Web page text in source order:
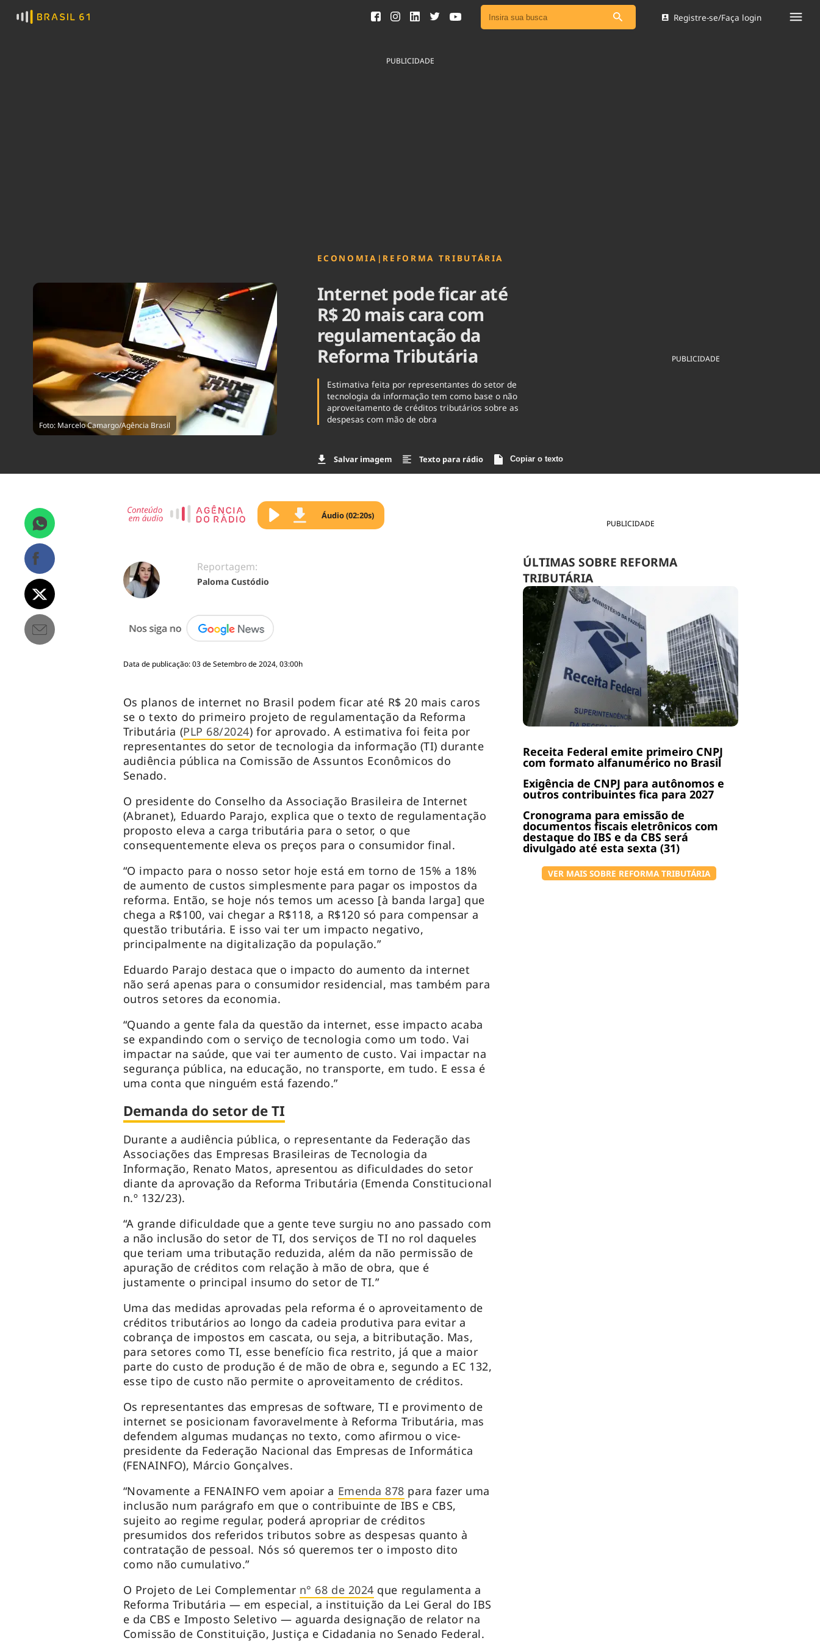
Ver todas as notícias
Agronegócios
Brasil
Registre-se/Faça login
PUBLICIDADE
Foto: Marcelo Camargo/Agência Brasil
ECONOMIA | REFORMA TRIBUTÁRIA
Internet pode ficar até
R$ 20 mais cara com
regulamentação da
Reforma Tributária
Estimativa feita por representantes do setor de
tecnologia da informação tem como base o não
aproveitamento de créditos tributários sobre as
despesas com mão de obra
Salvar imagem Texto para rádio Copiar o texto
PUBLICIDADE
PUBLICIDADE
ÚLTIMAS SOBRE REFORMA
TRIBUTÁRIA
Receita Federal emite primeiro CNPJ
com formato alfanumérico no Brasil
Exigência de CNPJ para autônomos e
outros contribuintes fica para 2027
Cronograma para emissão de
documentos fiscais eletrônicos com
destaque do IBS e da CBS será
divulgado até esta sexta (31)
VER MAIS SOBRE REFORMA TRIBUTÁRIA
Áudio (02:20s)
Reportagem:
Paloma Custódio
Data de publicação: 03 de Setembro de 2024, 03:00h
Os planos de internet no Brasil podem ficar até R$ 20 mais caros
se o texto do primeiro projeto de regulamentação da Reforma
Tributária (PLP 68/2024) for aprovado. A estimativa foi feita por
representantes do setor de tecnologia da informação (TI) durante
audiência pública na Comissão de Assuntos Econômicos do
Senado.
O presidente do Conselho da Associação Brasileira de Internet
(Abranet), Eduardo Parajo, explica que o texto de regulamentação
proposto eleva a carga tributária para o setor, o que
consequentemente eleva os preços para o consumidor final.
“O impacto para o nosso setor hoje está em torno de 15% a 18%
de aumento de custos simplesmente para pagar os impostos da
reforma. Então, se hoje nós temos um acesso [à banda larga] que
chega a R$100, vai chegar a R$118, a R$120 só para compensar a
questão tributária. E isso vai ter um impacto negativo,
principalmente na digitalização da população.”
Eduardo Parajo destaca que o impacto do aumento da internet
não será apenas para o consumidor residencial, mas também para
outros setores da economia.
“Quando a gente fala da questão da internet, esse impacto acaba
se expandindo com o serviço de tecnologia como um todo. Vai
impactar na saúde, que vai ter aumento de custo. Vai impactar na
segurança pública, na educação, no transporte, em tudo. E essa é
uma conta que ninguém está fazendo.”
Demanda do setor de TI
Durante a audiência pública, o representante da Federação das
Associações das Empresas Brasileiras de Tecnologia da
Informação, Renato Matos, apresentou as dificuldades do setor
diante da aprovação da Reforma Tributária (Emenda Constitucional
n.º 132/23).
“A grande dificuldade que a gente teve surgiu no ano passado com
a não inclusão do setor de TI, dos serviços de TI no rol daqueles
que teriam uma tributação reduzida, além da não permissão de
apuração de créditos com relação à mão de obra, que é
justamente o principal insumo do setor de TI.”
Uma das medidas aprovadas pela reforma é o aproveitamento de
créditos tributários ao longo da cadeia produtiva para evitar a
cobrança de impostos em cascata, ou seja, a bitributação. Mas,
para setores como TI, esse benefício fica restrito, já que a maior
parte do custo de produção é de mão de obra e, segundo a EC 132,
esse tipo de custo não permite o aproveitamento de créditos.
Os representantes das empresas de software, TI e provimento de
internet se posicionam favoravelmente à Reforma Tributária, mas
defendem algumas mudanças no texto, como afirmou o vice-
presidente da Federação Nacional das Empresas de Informática
(FENAINFO), Márcio Gonçalves.
“Novamente a FENAINFO vem apoiar a Emenda 878 para fazer uma
inclusão num parágrafo em que o contribuinte de IBS e CBS,
sujeito ao regime regular, poderá apropriar de créditos
presumidos dos referidos tributos sobre as despesas quanto à
contratação de pessoal. Nós só queremos ter o imposto dito
como não cumulativo.”
O Projeto de Lei Complementar n° 68 de 2024 que regulamenta a
Reforma Tributária — em especial, a instituição da Lei Geral do IBS
e da CBS e Imposto Seletivo — aguarda designação de relator na
Comissão de Constituição, Justiça e Cidadania no Senado Federal.